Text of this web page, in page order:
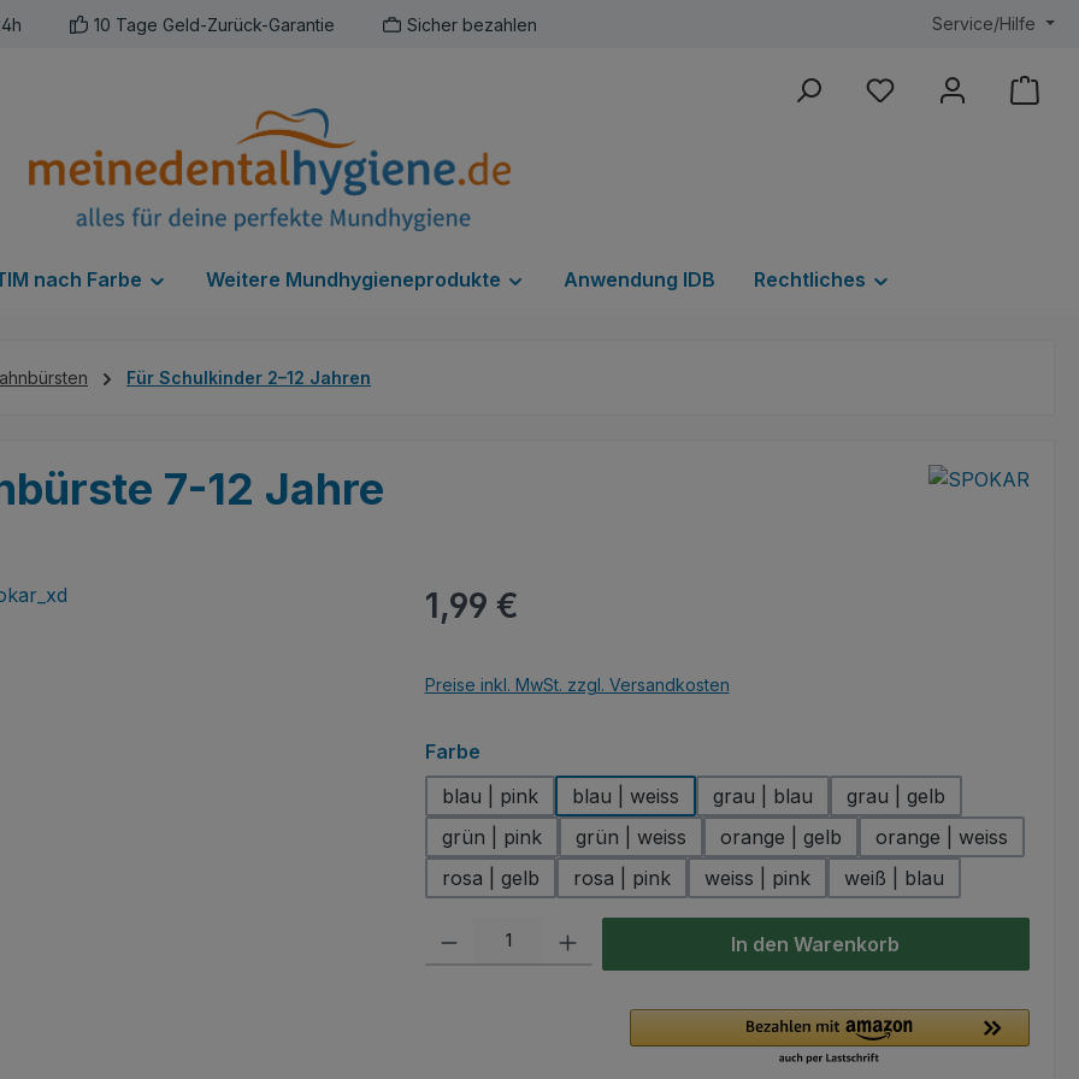
10 Tage Geld-Zurück-Garantie Sicher bezahlen Service/Hilfe
Du hast 0 Produkte
nach Farbe Weitere Mundhygieneprodukte Anwendung IDB Rechtliches
Für Schulkinder 2–12 Jahren
7-12 Jahre
Regulärer Preis:
1,99 €
Preise inkl. MwSt. zzgl. Versandkosten
Farbeauswählen
blau | pink
blau | weiss grau | blau
grau | gelb
grün | pink
grün | weiss orange | gelb
orange | weiss
rosa | gelb
rosa | pink weiss | pink weiß | blau
Produkt Anzahl: Gib den gewünschten Wert ein oder benutze die Schaltflächen
In den Warenkorb